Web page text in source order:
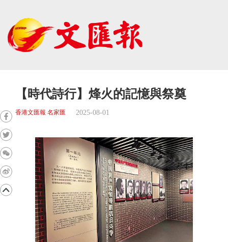
【時代詩行】烽火的記憶與祭奠
香港文匯報 名家匯 2025-08-01